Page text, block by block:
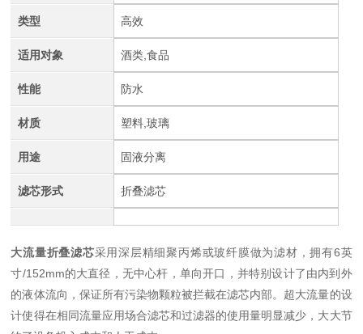
类型 高效
适用对象 酒类,食品
性能 防水
材质 塑料,玻璃
用途 固液分离
滤芯形式 折叠滤芯
大流量折叠滤芯采用深层精细聚丙烯或玻纤膜做为滤材，拥有6英
寸/152mm的大直径，无中心杆，单向开口，并特别设计了由内到外
的液体流向，保证所有污染物颗粒被拦截在滤芯内部。超大流量的设
计使得在相同流量应用场合滤芯和过滤器的使用量明显减少，大大节